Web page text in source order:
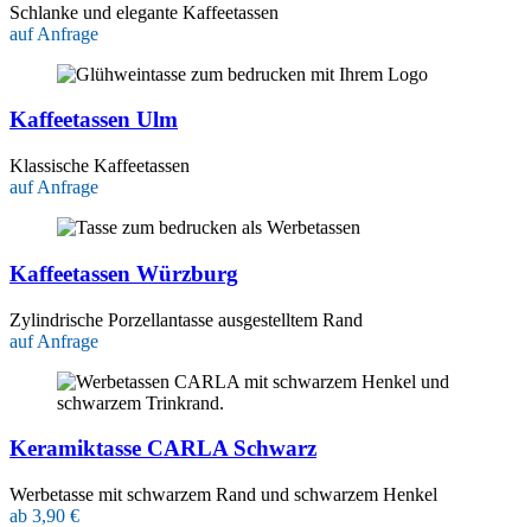
Schlanke und elegante Kaffeetassen
auf Anfrage
Kaffeetassen Ulm
Klassische Kaffeetassen
auf Anfrage
Kaffeetassen Würzburg
Zylindrische Porzellantasse ausgestelltem Rand
auf Anfrage
Keramiktasse CARLA Schwarz
Werbetasse mit schwarzem Rand und schwarzem Henkel
ab 3,90 €